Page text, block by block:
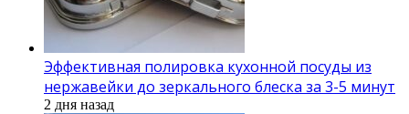
Эффективная полировка кухонной посуды из
нержавейки до зеркального блеска за 3-5 минут
2 дня назад